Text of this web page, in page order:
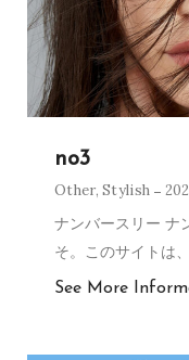
no3
Other,Stylish
ナンバースリー ナ
そ。このサイトは
See More